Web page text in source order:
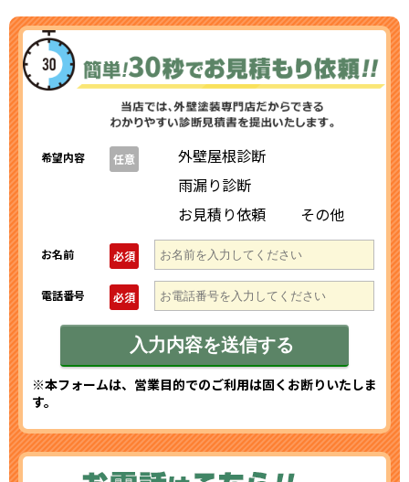
希望内容 任意
外壁屋根診断
雨漏り診断
お見積り依頼
その他
お名前 必須
電話番号 必須
※本フォームは、営業目的でのご利用は固くお断りいたしま
す。